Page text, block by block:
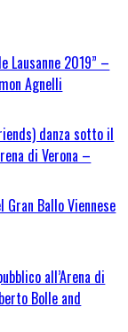
Lausanne 2019” –
Agnelli
danza sotto il
di Verona –
Ballo Viennese
all’Arena di
Bolle and